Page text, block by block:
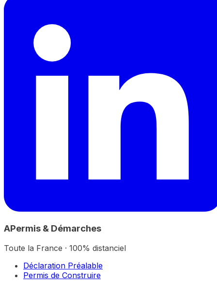
APermis & Démarches
Toute la France · 100% distanciel
Déclaration Préalable
Permis de Construire